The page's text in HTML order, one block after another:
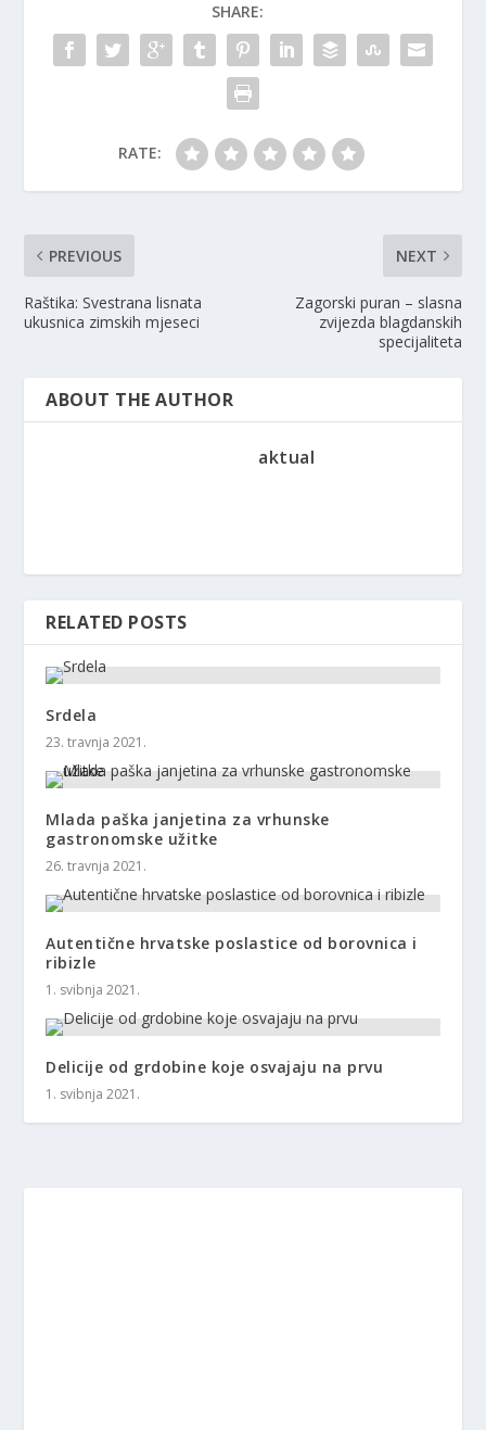
SHARE:
RATE:
PREVIOUS
Raštika: Svestrana lisnata
ukusnica zimskih mjeseci
NEXT
Zagorski puran – slasna
zvijezda blagdanskih
specijaliteta
ABOUT THE AUTHOR
aktual
RELATED POSTS
Srdela
23. travnja 2021.
Mlada paška janjetina za vrhunske
gastronomske užitke
26. travnja 2021.
Autentične hrvatske poslastice od borovnica i
ribizle
1. svibnja 2021.
Delicije od grdobine koje osvajaju na prvu
1. svibnja 2021.